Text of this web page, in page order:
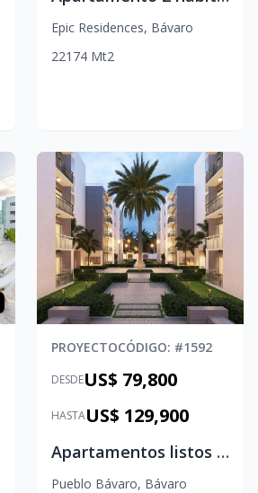
Epic Residences, Bávaro
221 74 Mt2
PROYECTOCÓDIGO: #1592
DESDEUS$ 79,800
HASTAUS$ 129,900
Apartamentos listos para entregar en Punta Cana – Jardines III Residencial
Pueblo Bávaro, Bávaro